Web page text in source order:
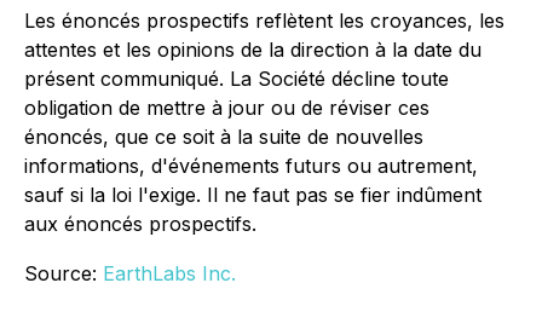
Les énoncés prospectifs reflètent les croyances, les
attentes et les opinions de la direction à la date du
présent communiqué. La Société décline toute
obligation de mettre à jour ou de réviser ces
énoncés, que ce soit à la suite de nouvelles
informations, d'événements futurs ou autrement,
sauf si la loi l'exige. Il ne faut pas se fier indûment
aux énoncés prospectifs.
Source: EarthLabs Inc.